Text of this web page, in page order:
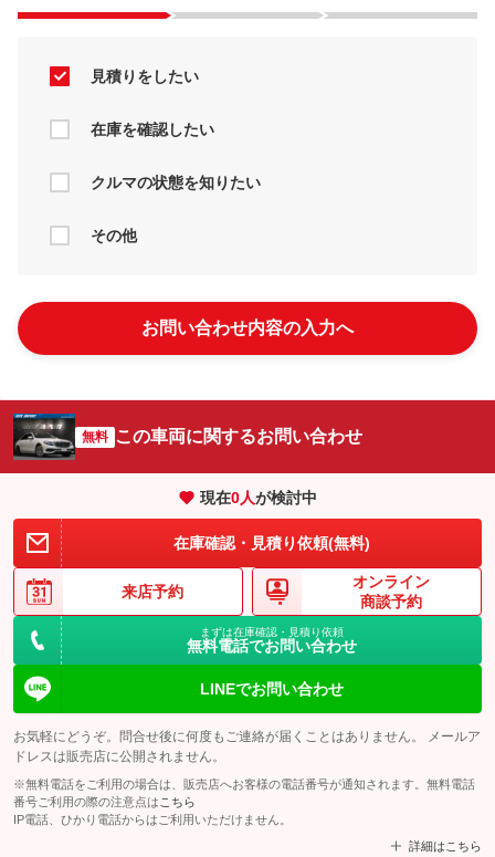
見積りをしたい
在庫を確認したい
クルマの状態を知りたい
その他
お問い合わせ内容の入力へ
無料 この車両に関するお問い合わせ
現在0人が検討中
在庫確認・見積り依頼(無料)
来店予約
オンライン
商談予約
まずは在庫確認・見積り依頼
無料電話でお問い合わせ
LINEでお問い合わせ
お気軽にどうぞ。問合せ後に何度もご連絡が届くことはありません。 メールア
ドレスは販売店に公開されません。
※無料電話をご利用の場合は、販売店へお客様の電話番号が通知されます。無料電話
番号ご利用の際の注意点は こちら
IP電話、ひかり電話からはご利用いただけません。
詳細はこちら